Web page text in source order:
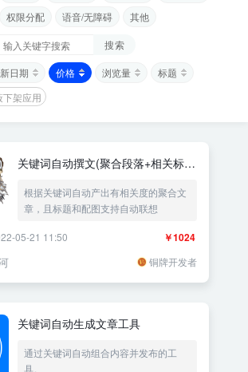
权限分配 语音/无障碍 其他
搜索
日期 价格 浏览量
标题
下架应用
关键词自动撰文(聚合段落+相关标题
根据关键词自动产出有相关度的聚合文
章，且标题和配图支持自动联想
￥1024
05-21 11:50
铜牌开发者
关键词自动生成文章工具
通过关键词自动组合内容并发布的工
具。